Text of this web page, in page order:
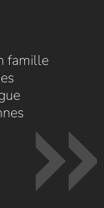
famille